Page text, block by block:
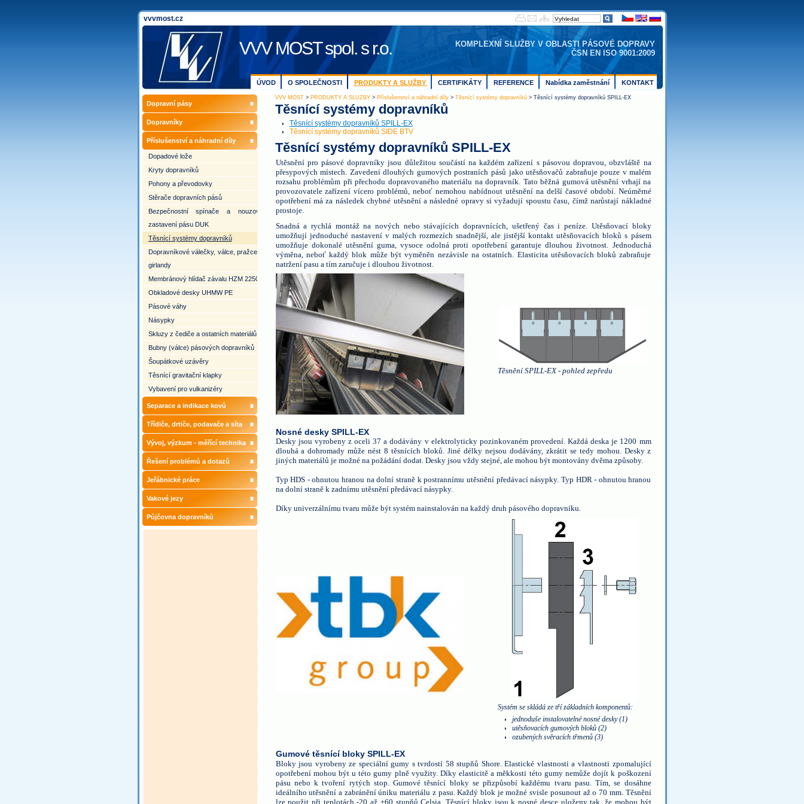
_
VVV MOST spol. s r.o.
KOMPLEXNÍ SLUŽBY V OBLASTI PÁSOVÉ DOPRAVY
ČSN EN ISO 9001:2009
vvvmost.cz
ÚVOD O SPOLEČNOSTI PRODUKTY A SLUŽBY CERTIFIKÁTY REFERENCE Nabídka zaměstnání KONTAKT
VVV MOST> PRODUKTY A SLUŽBY> Příslušenství a náhradní díly> Těsnící systémy dopravníků> Těsnící systémy dopravníků SPILL-EX
Těsnící systémy dopravníků
Těsnící systémy dopravníků SPILL-EX
Těsnící systémy dopravníků SIDE BTV
Těsnící systémy dopravníků SPILL-EX
Utěsnění pro pásové dopravníky jsou důležitou součástí na každém zařízení s pásovou dopravou, obzvláště na
přesypových místech. Zavedení dlouhých gumových postraních pásů jako utěsňovačů zabraňuje pouze v malém
rozsahu problémům při přechodu dopravovaného materiálu na dopravník. Tato běžná gumová utěsnění vrhají na
provozovatele zařízení vícero problémů, neboť nemohou nabídnout utěsnění na delší časové období. Neúměrné
opotřebení má za následek chybné utěsnění a následné opravy si vyžadují spoustu času, čímž narůstají nákladné
prostoje.
Snadná a rychlá montáž na nových nebo stávajících dopravnících, ušetřený čas i peníze. Utěsňovací bloky
umožňují jednoduché nastavení v malých rozmezích snadnější, ale jistější kontakt utěsňovacích bloků s pásem
umožňuje dokonalé utěsnění guma, vysoce odolná proti opotřebení garantuje dlouhou životnost. Jednoduchá
výměna, neboť každý blok může být vyměněn nezávisle na ostatních. Elasticita utěsňovacích bloků zabraňuje
natržení pasu a tím zaručuje i dlouhou životnost.
Těsnění SPILL-EX - pohled zepředu
Nosné desky SPILL-EX
Desky jsou vyrobeny z oceli 37 a dodávány v elektrolyticky pozinkovaném provedení. Každá deska je 1200 mm
dlouhá a dohromady může nést 8 těsnících bloků. Jiné délky nejsou dodávány, zkrátit se tedy mohou. Desky z
jiných materiálů je možné na požádání dodat. Desky jsou vždy stejné, ale mohou být montovány dvěma způsoby.
Typ HDS - ohnutou hranou na dolní straně k postrannímu utěsnění předávací násypky. Typ HDR - ohnutou hranou
na dolní straně k zadnímu utěsnění předávací násypky.
Díky univerzálnímu tvaru může být systém nainstalován na každý druh pásového dopravníku.
Systém se skládá ze tří základních komponentů:
jednoduše instalovatelné nosné desky (1)
utěsňovacích gumových bloků (2)
ozubených svěracích třmenů (3)
Gumové těsnící bloky SPILL-EX
Bloky jsou vyrobeny ze speciální gumy s tvrdostí 58 stupňů Shore. Elastické vlastnosti a vlastnosti zpomalující
opotřebení mohou být u této gumy plně využity. Díky elasticitě a měkkosti této gumy nemůže dojít k poškození
pásu nebo k tvoření rytých stop. Gumové těsnící bloky se přizpůsobí každému tvaru pasu. Tím, se dosáhne
ideálního utěsnění a zabránění úniku materiálu z pasu. Každý blok je možné svisle posunout až o 70 mm. Těsnění
lze použit při teplotách -20 až +60 stupňů Celsia. Těsnící bloky jsou k nosné desce uloženy tak, že mohou být
Dopravní pásy
Dopravníky
Příslušenství a náhradní díly
Dopadové lože
Kryty dopravníků
Pohony a převodovky
Stěrače dopravních pásů
Bezpečnostní spínače a nouzové
zastavení pásu DUK
Těsnící systémy dopravníků
Dopravníkové válečky, válce, pražce a
girlandy
Membránový hlídač závalu HZM 2250
Obkladové desky UHMW PE
Pásové váhy
Násypky
Skluzy z čediče a ostatních materiálů
Bubny (válce) pásových dopravníků
Šoupátkové uzávěry
Těsnící gravitační klapky
Vybavení pro vulkanizéry
Separace a indikace kovů
Třídiče, drtiče, podavače a síta
Vývoj, výzkum - měřící technika
Řešení problémů a dotazů
Jeřábnické práce
Vakové jezy
Půjčovna dopravníků